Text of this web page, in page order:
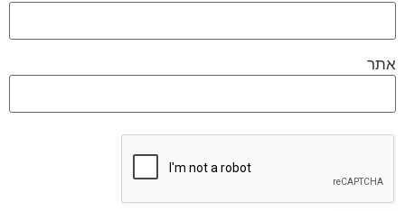
אתר